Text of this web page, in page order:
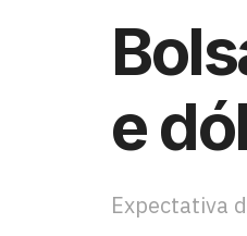
e
Expectativa